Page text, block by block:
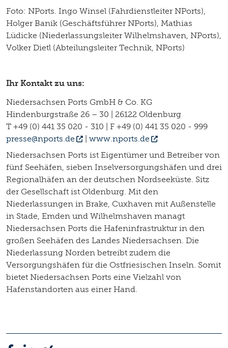
Foto: NPorts. Ingo Winsel (Fahrdienstleiter NPorts),
Holger Banik (Geschäftsführer NPorts), Mathias
Lüdicke (Niederlassungsleiter Wilhelmshaven, NPorts),
Volker Dietl (Abteilungsleiter Technik, NPorts)
Ihr Kontakt zu uns:
Niedersachsen Ports GmbH & Co. KG
Hindenburgstraße 26 – 30 | 26122 Oldenburg
T +49 (0) 441 35 020 - 310 | F +49 (0) 441 35 020 - 999
presse@nports.de
| www.nports.de
Niedersachsen Ports ist Eigentümer und Betreiber von
fünf Seehäfen, sieben Inselversorgungshäfen und drei
Regionalhäfen an der deutschen Nordseeküste. Sitz
der Gesellschaft ist Oldenburg. Mit den
Niederlassungen in Brake, Cuxhaven mit Außenstelle
in Stade, Emden und Wilhelmshaven managt
Niedersachsen Ports die Hafeninfrastruktur in den
großen Seehäfen des Landes Niedersachsen. Die
Niederlassung Norden betreibt zudem die
Versorgungshäfen für die Ostfriesischen Inseln. Somit
bietet Niedersachsen Ports eine Vielzahl von
Hafenstandorten aus einer Hand.